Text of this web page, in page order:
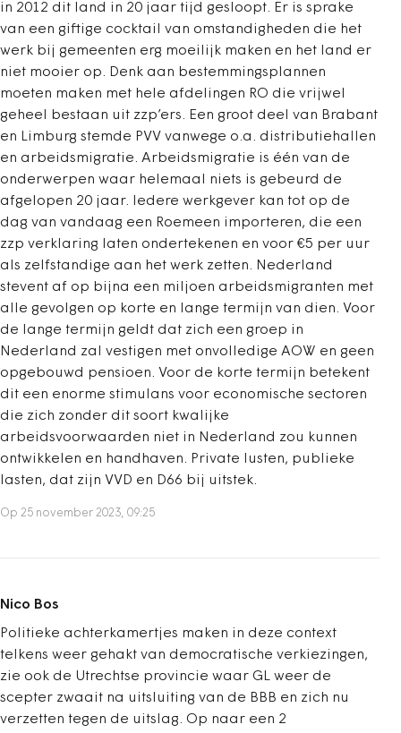
in 2012 dit land in 20 jaar tijd gesloopt. Er is sprake
van een giftige cocktail van omstandigheden die het
werk bij gemeenten erg moeilijk maken en het land er
niet mooier op. Denk aan bestemmingsplannen
moeten maken met hele afdelingen RO die vrijwel
geheel bestaan uit zzp’ers. Een groot deel van Brabant
en Limburg stemde PVV vanwege o.a. distributiehallen
en arbeidsmigratie. Arbeidsmigratie is één van de
onderwerpen waar helemaal niets is gebeurd de
afgelopen 20 jaar. Iedere werkgever kan tot op de
dag van vandaag een Roemeen importeren, die een
zzp verklaring laten ondertekenen en voor €5 per uur
als zelfstandige aan het werk zetten. Nederland
stevent af op bijna een miljoen arbeidsmigranten met
alle gevolgen op korte en lange termijn van dien. Voor
de lange termijn geldt dat zich een groep in
Nederland zal vestigen met onvolledige AOW en geen
opgebouwd pensioen. Voor de korte termijn betekent
dit een enorme stimulans voor economische sectoren
die zich zonder dit soort kwalijke
arbeidsvoorwaarden niet in Nederland zou kunnen
ontwikkelen en handhaven. Private lusten, publieke
lasten, dat zijn VVD en D66 bij uitstek.
Op 25 november 2023, 09:25
Nico Bos
Politieke achterkamertjes maken in deze context
telkens weer gehakt van democratische verkiezingen,
zie ook de Utrechtse provincie waar GL weer de
scepter zwaait na uitsluiting van de BBB en zich nu
verzetten tegen de uitslag. Op naar een 2